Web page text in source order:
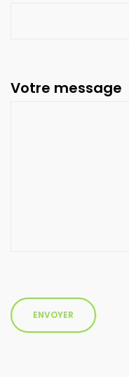
Votre message